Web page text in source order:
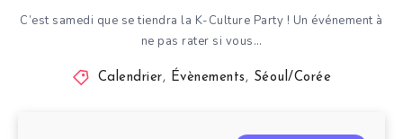
C’est samedi que se tiendra la K-Culture Party ! Un événement à
ne pas rater si vous…
Calendrier, Évènements, Séoul/Corée